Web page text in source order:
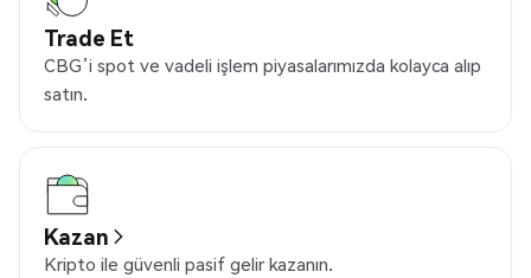
Trade Et
CBG’i spot ve vadeli işlem piyasalarımızda kolayca alıp
satın.
Kazan
Kripto ile güvenli pasif gelir kazanın.